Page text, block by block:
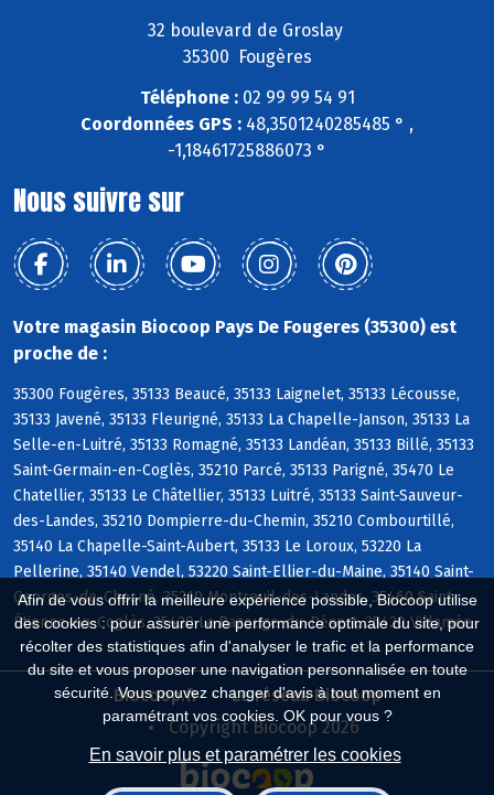
Afin de vous offrir la meilleure expérience possible, Biocoop utilise
des cookies : pour assurer une performance optimale du site, pour
récolter des statistiques afin d'analyser le trafic et la performance
du site et vous proposer une navigation personnalisée en toute
sécurité. Vous pouvez changer d'avis à tout moment en
paramétrant vos cookies. OK pour vous ?
En savoir plus et paramétrer les cookies
32 boulevard de Groslay
35300 Fougères
Téléphone :02 99 99 54 91
Coordonnées GPS : 48,3501240285485 ° ,
-1,18461725886073 °
Nous suivre sur
Votre magasin Biocoop Pays De Fougeres (35300) est
proche de :
35300 Fougères, 35133 Beaucé, 35133 Laignelet, 35133 Lécousse,
35133 Javené, 35133 Fleurigné, 35133 La Chapelle-Janson, 35133 La
Selle-en-Luitré, 35133 Romagné, 35133 Landéan, 35133 Billé, 35133
Saint-Germain-en-Coglès, 35210 Parcé, 35133 Parigné, 35470 Le
Chatellier, 35133 Le Châtellier, 35133 Luitré, 35133 Saint-Sauveur-
des-Landes, 35210 Dompierre-du-Chemin, 35210 Combourtillé,
35140 La Chapelle-Saint-Aubert, 35133 Le Loroux, 53220 La
Pellerine, 35140 Vendel, 53220 Saint-Ellier-du-Maine, 35140 Saint-
Georges-de-Chesné, 35210 Montreuil-des-Landes, 35460 Saint-
Étienne-en-Coglès, 35420 La Bazouge-du-Désert, 35420 Villamée
Biocoop.fr
Le réseau Biocoop
Copyright Biocoop 2026